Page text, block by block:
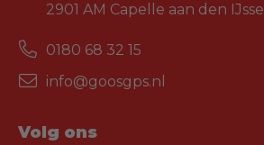
2901 AM Capelle aan den IJssel
0180 68 32 15
info@goosgps.nl
Volg ons